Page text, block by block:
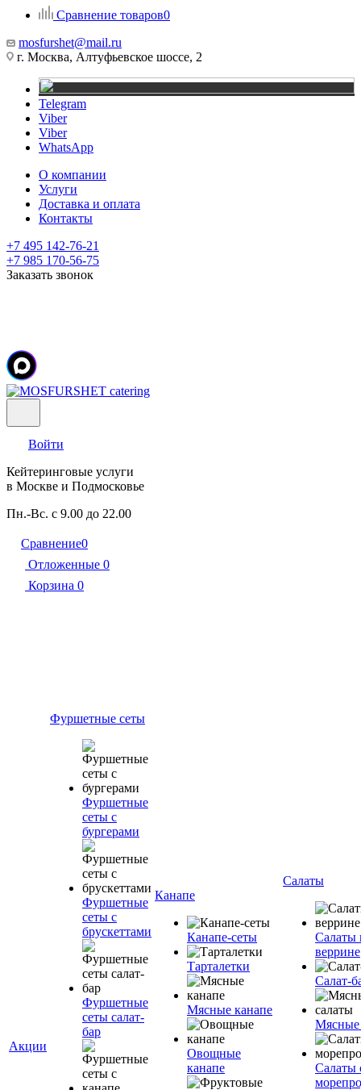
Сравнение товаров0
mosfurshet@mail.ru
г. Москва, Алтуфьевское шоссе, 2
Telegram
Viber
Viber
WhatsApp
О компании
Услуги
Доставка и оплата
Контакты
+7 495 142-76-21
+7 985 170-56-75
Заказать звонок
Войти
Кейтеринговые услуги
в Москве и Подмосковье
Пн.-Вс. с 9.00 до 22.00
Сравнение0
Отложенные 0
Корзина 0
Акции
Фуршетные сеты
Фуршетные
сеты с
бургерами
Фуршетные
сеты с
брускеттами
Фуршетные
сеты салат-
бар
Канапе
Канапе-сеты
Тарталетки
Мясные канапе
Овощные
канапе
Салаты
Салаты
веррине
Салат-
Мясные
Салаты